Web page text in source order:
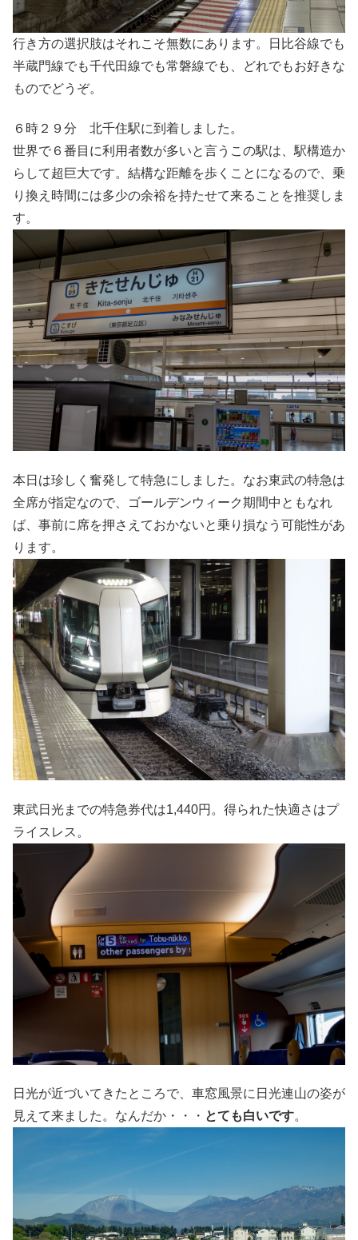
行き方の選択肢はそれこそ無数にあります。日比谷線でも
半蔵門線でも千代田線でも常磐線でも、どれでもお好きな
ものでどうぞ。
６時２９分 北千住駅に到着しました。
世界で６番目に利用者数が多いと言うこの駅は、駅構造か
らして超巨大です。結構な距離を歩くことになるので、乗
り換え時間には多少の余裕を持たせて来ることを推奨しま
す。
本日は珍しく奮発して特急にしました。なお東武の特急は
全席が指定なので、ゴールデンウィーク期間中ともなれ
ば、事前に席を押さえておかないと乗り損なう可能性があ
ります。
東武日光までの特急券代は1,440円。得られた快適さはプ
ライスレス。
日光が近づいてきたところで、車窓風景に日光連山の姿が
見えて来ました。なんだか・・・ とても白いです。